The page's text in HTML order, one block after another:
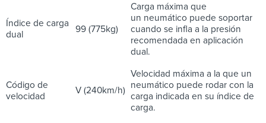
Índice de carga
dual
99 (775kg)
Carga máxima que
un neumático puede soportar
cuando se infla a la presión
recomendada en aplicación
dual.
Código de
velocidad
V (240km/h)
Velocidad máxima a la que un
neumático puede rodar con la
carga indicada en su índice de
carga.